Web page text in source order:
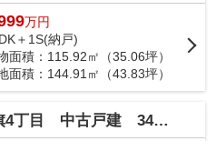
検討く...
万円
＋1S(納戸)
面積：115.92㎡（35.06坪）
面積：144.91㎡（43.83坪）
丁目 中古戸建 34.78坪